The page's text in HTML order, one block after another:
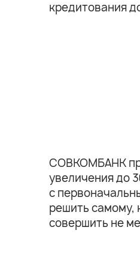
кредитования
СОВКОМБАНК
увеличения до
с
решить самому,
совершить не